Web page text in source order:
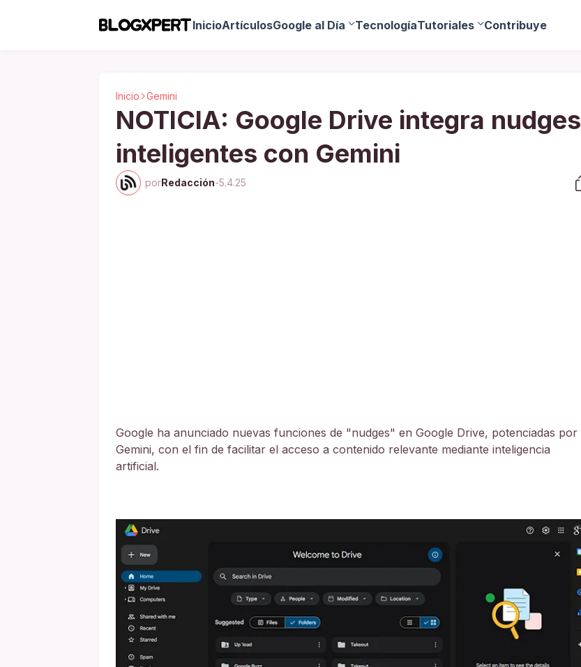
InicioArtículosGoogle al Día TecnologíaTutoriales Contribuye
Inicio Gemini
NOTICIA: Google Drive integra nudges
inteligentes con Gemini
porRedacción-5.4.25
Google ha anunciado nuevas funciones de "nudges" en Google Drive, potenciadas por
Gemini, con el fin de facilitar el acceso a contenido relevante mediante inteligencia
artificial.